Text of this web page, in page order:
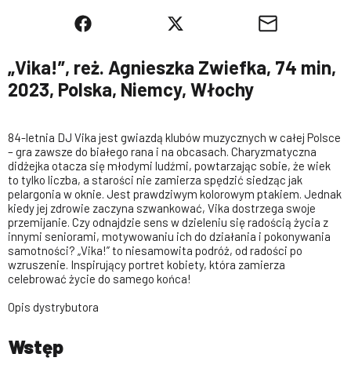
„Vika!”, reż. Agnieszka Zwiefka, 74 min,
2023, Polska, Niemcy, Włochy
84-letnia DJ Vika jest gwiazdą klubów muzycznych w całej Polsce
– gra zawsze do białego rana i na obcasach. Charyzmatyczna
didżejka otacza się młodymi ludźmi, powtarzając sobie, że wiek
to tylko liczba, a starości nie zamierza spędzić siedząc jak
pelargonia w oknie. Jest prawdziwym kolorowym ptakiem. Jednak
kiedy jej zdrowie zaczyna szwankować, Vika dostrzega swoje
przemijanie. Czy odnajdzie sens w dzieleniu się radością życia z
innymi seniorami, motywowaniu ich do działania i pokonywania
samotności? „Vika!” to niesamowita podróż, od radości po
wzruszenie. Inspirujący portret kobiety, która zamierza
celebrować życie do samego końca!
Opis dystrybutora
Wstęp